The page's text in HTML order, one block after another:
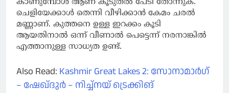
കാണുമ്പോൾ ആണ് കൂടുതൽ പേടി തോന്നുക.
ചെളിയേക്കാൾ തെന്നി വീഴിക്കാൻ കേമം ചരൽ
മണ്ണാണ്. കുത്തനെ ഉള്ള ഇറക്കം കൂടി
ആയതിനാൽ ഒന്ന് വീണാൽ പെട്ടെന്ന് നരനാങ്കിൽ
എത്താനുള്ള സാധ്യത ഉണ്ട്.
Also Read: Kashmir Great Lakes 2: സോനാമാർഗ്
– ഷേഖ്ദുർ – നിച്ച്നയ് ട്രെക്കിങ്